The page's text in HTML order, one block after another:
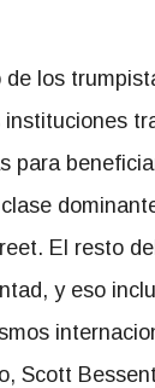
de los
para
El resto
y eso
Scott